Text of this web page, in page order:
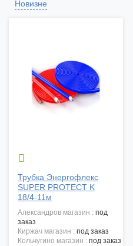
Новизне

Трубка Энергофлекс
SUPER PROTECT K
18/4-11м
александров магазин : под
заказ
киржач магазин : под заказ
кольчугино магазин : под заказ